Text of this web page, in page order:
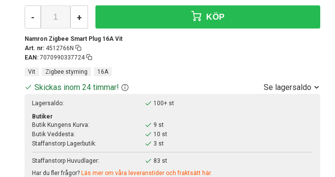
Namron Zigbee Smart Plug 16A Vit
Art. nr: 4512766N
EAN: 7070990337724
- + KÖP
Vit Zigbee styrning 16A
Skickas inom 24 timmar! Se lagersaldo
Lagersaldo:
100+ st
Butiker
Butik Kungens Kurva:
9 st
Butik Veddesta:
10 st
Staffanstorp Lagerbutik:
3 st
Staffanstorp Huvudlager:
83 st
Har du fler frågor? Läs mer om våra leveranstider och fraktsätt här.